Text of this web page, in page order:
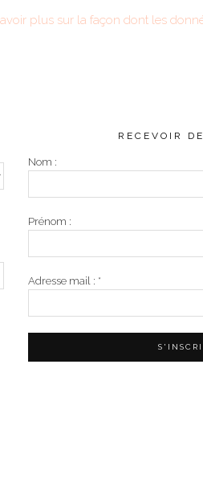
plus sur la façon dont les
RECEVOIR
Nom :
Prénom :
Adresse mail : *